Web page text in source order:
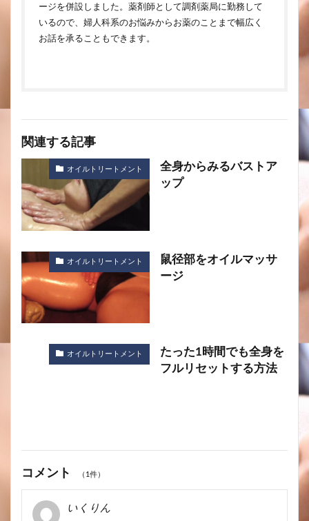
ージを併設しました。薬剤師として調剤薬局に勤務して
いるので、婦人科系のお悩みからお薬のことまで幅広く
お話を承ることもできます。
関連する記事
オイルトリートメント
全身からみるバストア
ップ
オイルトリートメント
鼠径部をオイルマッサ
ージ
オイルトリートメント
たった1時間でも全身を
フルリセットする方法
コメント （1件）
いくりん